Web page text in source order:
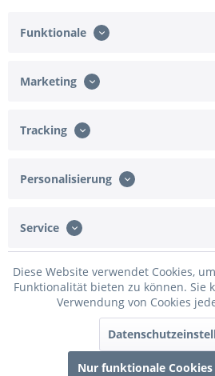
Wunschnamen
Eingabe fehlt
Ich bestätige, dass die
In
Konfiguration ist
Bewerten
Artikel-Nr.:
Funktionale
Marketing
Tracking
Personalisierung
Service
Diese Website verwendet Cookies,
Funktionalität bieten zu können. Sie
Verwendung von Cookies
Nur funktionale